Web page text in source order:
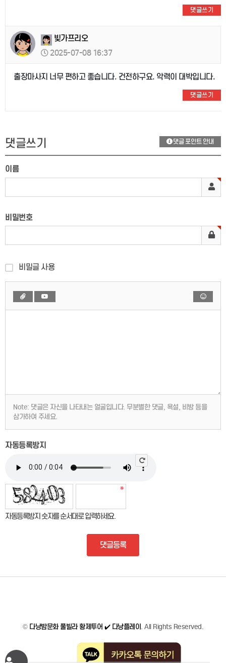
댓글쓰기
빚가프리오
2025-07-08 16:37
출장마사지 너무 편하고 좋습니다. 건전하구요. 악력이 대박입니다.
댓글쓰기
댓글쓰기 댓글 포인트 안내
이름
비밀번호
비밀글 사용
Note: 댓글은 자신을 나타내는 얼굴입니다. 무분별한 댓글, 욕설, 비방 등을
삼가하여 주세요.
자동등록방지
자동등록방지 숫자를 순서대로 입력하세요.
댓글등록
© 다낭밤문화 풀빌라 황제투어 ✔️ 다낭플레이 . All Rights Reserved.